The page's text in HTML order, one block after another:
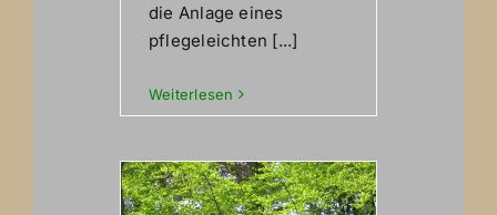
die Anlage eines
pflegeleichten [...]
Weiterlesen